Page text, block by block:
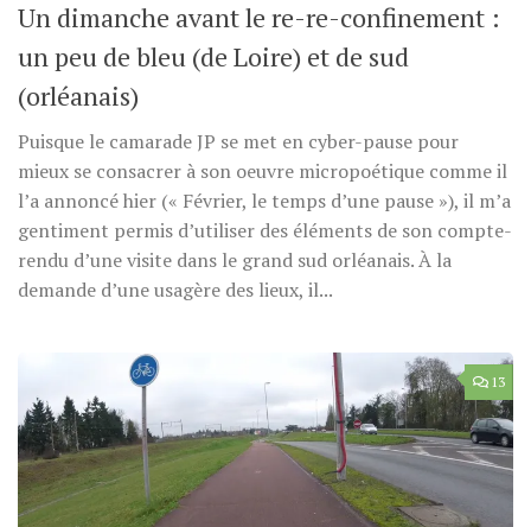
Un dimanche avant le re-re-confinement :
un peu de bleu (de Loire) et de sud
(orléanais)
Puisque le camarade JP se met en cyber-pause pour
mieux se consacrer à son oeuvre micropoétique comme il
l’a annoncé hier (« Février, le temps d’une pause »), il m’a
gentiment permis d’utiliser des éléments de son compte-
rendu d’une visite dans le grand sud orléanais. À la
demande d’une usagère des lieux, il...
13